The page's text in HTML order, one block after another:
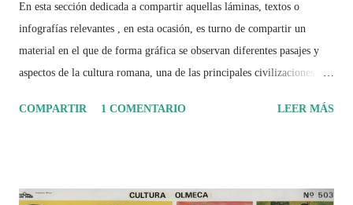
En esta sección dedicada a compartir aquellas láminas, textos o
infografías relevantes , en esta ocasión, es turno de compartir un
material en el que de forma gráfica se observan diferentes pasajes y
aspectos de la cultura romana, una de las principales civilizaciones que
COMPARTIR
1 COMENTARIO LEER MÁS